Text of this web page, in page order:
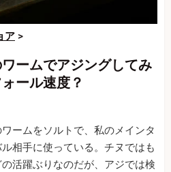
ア >
ームでアジングしてみ
ール速度？
ームをソルトで、私のメインタ
相手に使っている。チヌではも
活躍ぶりなのだが、アジでは検